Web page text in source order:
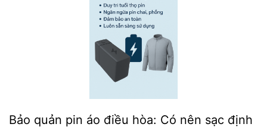
Bảo quản pin áo điều hòa: Có nên sạc định